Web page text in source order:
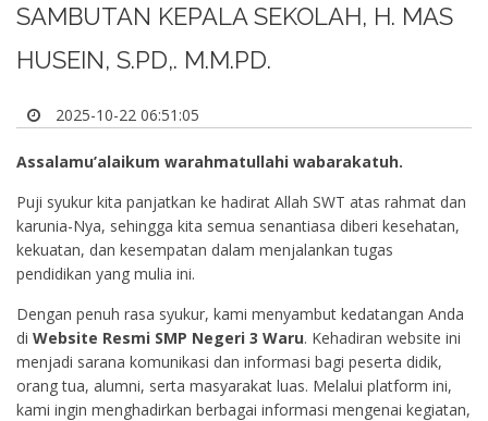
SAMBUTAN KEPALA SEKOLAH, H. MAS
HUSEIN, S.PD,. M.M.PD.
2025-10-22 06:51:05
Assalamu’alaikum warahmatullahi wabarakatuh.
Puji syukur kita panjatkan ke hadirat Allah SWT atas rahmat dan
karunia-Nya, sehingga kita semua senantiasa diberi kesehatan,
kekuatan, dan kesempatan dalam menjalankan tugas
pendidikan yang mulia ini.
Dengan penuh rasa syukur, kami menyambut kedatangan Anda
di Website Resmi SMP Negeri 3 Waru. Kehadiran website ini
menjadi sarana komunikasi dan informasi bagi peserta didik,
orang tua, alumni, serta masyarakat luas. Melalui platform ini,
kami ingin menghadirkan berbagai informasi mengenai kegiatan,